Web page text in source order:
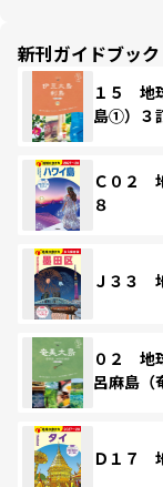
新刊ガイドブック
１５ 地
島①）３
Ｃ０２
８
Ｊ３３
０２ 地
呂麻島
Ｄ１７